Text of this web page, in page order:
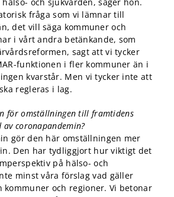
fråga som vi lämnar till
det vill säga kommuner och
i vårt andra betänkande, som
sagt att vi tycker
funktionen i fler kommuner än i
kvarstår. Men vi tycker inte att
regleras i lag.
för omställningen till framtidens
av coronapandemin?
gör den här omställningen mer
Den har tydliggjort hur viktigt det
på hälso- och
minst våra förslag vad gäller
kommuner och regioner. Vi betonar